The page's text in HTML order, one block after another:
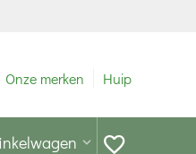
Onze merken Hulp